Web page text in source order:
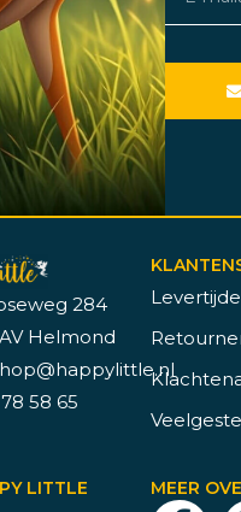
284
Helmond
58 65
LITTLE MEER